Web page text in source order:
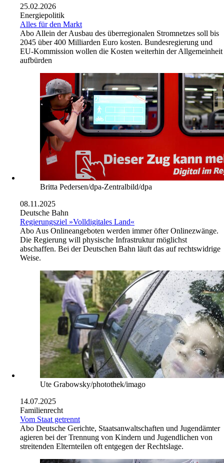
25.02.2026
Energiepolitik
Alles für den Markt
Abo Allein der Ausbau des überregionalen Stromnetzes soll bis
2045 über 400 Milliarden Euro kosten. Bundesregierung und
EU-Kommission wollen die Kosten weiterhin der Allgemeinheit
aufbürden
Britta Pedersen/dpa-Zentralbild/dpa
08.11.2025
Deutsche Bahn
Regierungsziel »Volldigitales Land«
Abo Aus Onlineangeboten werden immer öfter Onlinezwänge.
Die Regierung will physische Infrastruktur möglichst
abschaffen. Bei der Deutschen Bahn läuft das auf rechtswidrige
Weise.
Ute Grabowsky/photothek/imago
14.07.2025
Familienrecht
Vom Staat getrennt
Abo Deutsche Gerichte, Staatsanwaltschaften und Jugendämter
agieren bei der Trennung von Kindern und Jugendlichen von
streitenden Elternteilen oft entgegen der Rechtslage.